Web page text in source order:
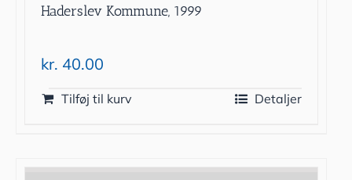
Haderslev Kommune, 1999
kr. 40.00
Tilføj til kurv Detaljer